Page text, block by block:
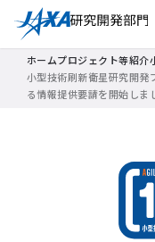
ホームプロジェクト等紹介
小型技術刷新衛星研究開発
る情報提供要請を開始しま